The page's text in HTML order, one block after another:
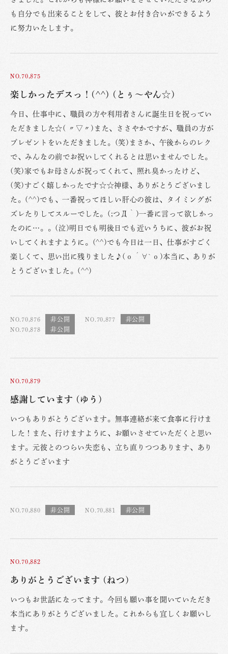
も自分でも出来ることをして、彼とお付き合いができるよう
に努力いたします。
NO.70,875
楽しかったデスっ！(^^) (とぅ〜やん☆)
今日、仕事中に、職員の方や利用者さんに誕生日を祝ってい
ただきました☆( 〃▽〃)また、ささやかですが、職員の方が
プレゼントをいただきました。(笑)まさか、午後からのレク
で、みんなの前でお祝いしてくれるとは思いませんでした。
(笑)家でもお母さんが祝ってくれて、照れ臭かったけど、
(笑)すごく嬉しかったです☆☆神様、ありがとうございまし
た。(^^)でも、一番祝ってほしい肝心の彼は、タイミングが
ズレたりしてスルーでした。(;つД｀)一番に言って欲しかっ
たのに…。。(泣)明日でも明後日でも近いうちに、彼がお祝
いしてくれますように。(^^)でも今日は一日、仕事がすごく
楽しくて、思い出に残りました♪(о´∀`о)本当に、ありが
とうございました。(^^)
NO.70,876
NO.70,877
NO.70,878
NO.70,879
感謝しています (ゆう)
いつもありがとうございます。無事連絡が来て食事に行けま
した！また、行けますように、お願いさせていただくと思い
ます。元彼とのつらい失恋も、立ち直りつつあります、あり
がとうございます
NO.70,880 NO.70,881
NO.70,882
ありがとうございます (ねつ)
いつもお世話になってます。今回も願い事を聞いていただき
本当にありがとうございました。これからも宜しくお願いし
ます。